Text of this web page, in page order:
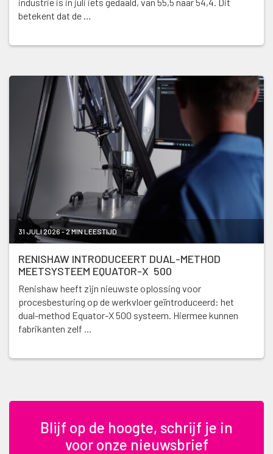
betekent dat de …
31 JULI 2026 - 2 MIN LEESTIJD
RENISHAW INTRODUCEERT DUAL-METHOD
MEETSYSTEEM EQUATOR-X 500
Renishaw heeft zijn nieuwste oplossing voor
procesbesturing op de werkvloer geïntroduceerd: het
dual-method Equator-X 500 systeem. Hiermee kunnen
fabrikanten zelf …
Blijf op de hoogte, schrijf je in
voor onze nieuwsbrief